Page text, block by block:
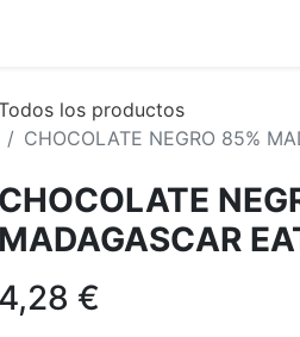
los productos
CHOCOLATE NEGRO 85%
CHOCOLATE
MADAGASCAR
4,28 €